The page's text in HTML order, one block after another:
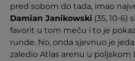
pred sobom do tada, imao
Damian Janikowski (35, 10-6)
favorit u tom meču i to je
runde. No, onda sjevnuo je
zaledio Atlas arenu u poljskom